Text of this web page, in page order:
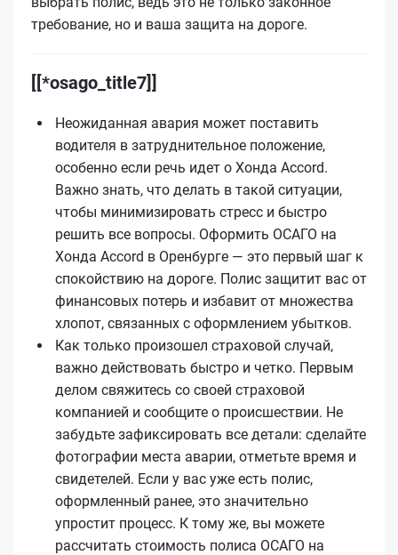
требование, но и ваша защита на дороге.
[[*osago_title7]]
Неожиданная авария может поставить
водителя в затруднительное положение,
особенно если речь идет о Хонда Accord.
Важно знать, что делать в такой ситуации,
чтобы минимизировать стресс и быстро
решить все вопросы. Оформить ОСАГО на
Хонда Accord в Оренбурге — это первый шаг к
спокойствию на дороге. Полис защитит вас от
финансовых потерь и избавит от множества
хлопот, связанных с оформлением убытков.
Как только произошел страховой случай,
важно действовать быстро и четко. Первым
делом свяжитесь со своей страховой
компанией и сообщите о происшествии. Не
забудьте зафиксировать все детали: сделайте
фотографии места аварии, отметьте время и
свидетелей. Если у вас уже есть полис,
оформленный ранее, это значительно
упростит процесс. К тому же, вы можете
рассчитать стоимость полиса ОСАГО на